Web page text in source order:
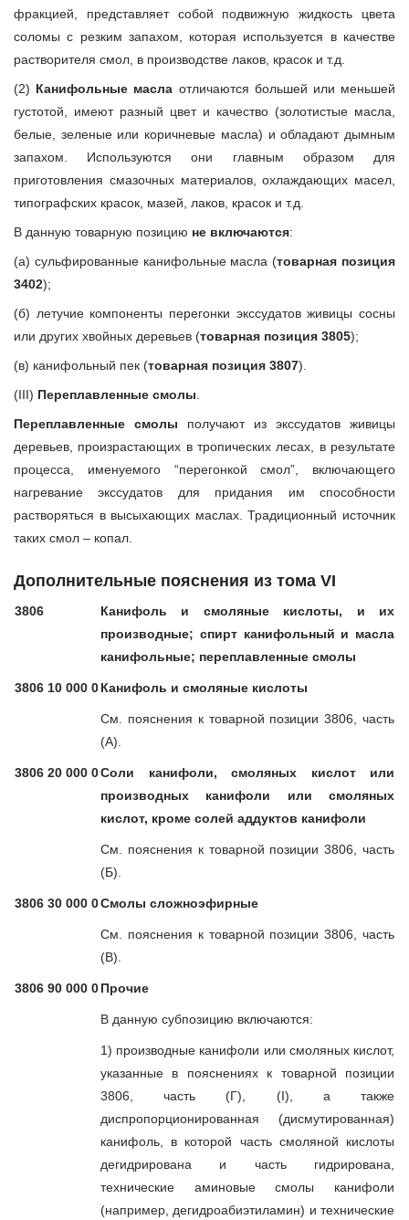
фракцией, представляет собой подвижную жидкость цвета
соломы с резким запахом, которая используется в качестве
растворителя смол, в производстве лаков, красок и т.д.
(2) Канифольные масла отличаются большей или меньшей
густотой, имеют разный цвет и качество (золотистые масла,
белые, зеленые или коричневые масла) и обладают дымным
запахом. Используются они главным образом для
приготовления смазочных материалов, охлаждающих масел,
типографских красок, мазей, лаков, красок и т.д.
В данную товарную позицию не включаются:
(а) сульфированные канифольные масла (товарная позиция
3402);
(б) летучие компоненты перегонки экссудатов живицы сосны
или других хвойных деревьев (товарная позиция 3805);
(в) канифольный пек (товарная позиция 3807).
(III) Переплавленные смолы
Переплавленные смолы получают из экссудатов живицы
деревьев, произрастающих в тропических лесах, в результате
процесса, именуемого “перегонкой смол”, включающего
нагревание экссудатов для придания им способности
растворяться в высыхающих маслах. Традиционный источник
таких смол – копал.
Дополнительные пояснения из тома VI
3806
Канифоль и смоляные кислоты, и их
производные; спирт канифольный и масла
канифольные; переплавленные смолы
3806 10 000 0Канифоль и смоляные кислоты
См. пояснения к товарной позиции 3806, часть
(А).
3806 20 000 0Соли канифоли, смоляных кислот или
производных канифоли или смоляных
кислот, кроме солей аддуктов канифоли
См. пояснения к товарной позиции 3806, часть
(Б).
3806 30 000 0Смолы сложноэфирные
См. пояснения к товарной позиции 3806, часть
(В).
3806 90 000 0Прочие
В данную субпозицию включаются:
1) производные канифоли или смоляных кислот,
указанные в пояснениях к товарной позиции
3806, часть (Г), (I), а также
диспропорционированная (дисмутированная)
канифоль, в которой часть смоляной кислоты
дегидрирована и часть гидрирована,
технические аминовые смолы канифоли
(например, дегидроабиэтиламин) и технические